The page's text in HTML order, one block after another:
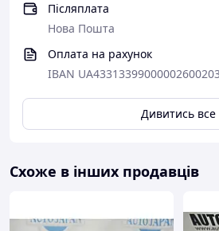
Післяплата
Нова Пошта
Оплата на рахунок
IBAN
Дивитись все
Схоже в інших продавців